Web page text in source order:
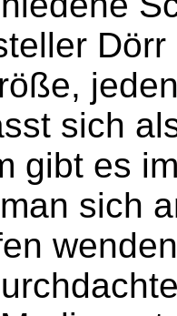
sich
gibt es
sich